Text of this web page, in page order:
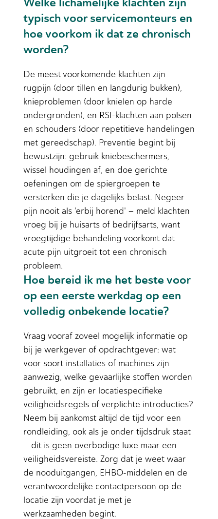
typisch voor servicemonteurs en
hoe voorkom ik dat ze chronisch
worden?
De meest voorkomende klachten zijn
rugpijn (door tillen en langdurig bukken),
knieproblemen (door knielen op harde
ondergronden), en RSI-klachten aan polsen
en schouders (door repetitieve handelingen
met gereedschap). Preventie begint bij
bewustzijn: gebruik kniebeschermers,
wissel houdingen af, en doe gerichte
oefeningen om de spiergroepen te
versterken die je dagelijks belast. Negeer
pijn nooit als 'erbij horend' – meld klachten
vroeg bij je huisarts of bedrijfsarts, want
vroegtijdige behandeling voorkomt dat
acute pijn uitgroeit tot een chronisch
probleem.
Hoe bereid ik me het beste voor
op een eerste werkdag op een
volledig onbekende locatie?
Vraag vooraf zoveel mogelijk informatie op
bij je werkgever of opdrachtgever: wat
voor soort installaties of machines zijn
aanwezig, welke gevaarlijke stoffen worden
gebruikt, en zijn er locatiespecifieke
veiligheidsregels of verplichte introducties?
Neem bij aankomst altijd de tijd voor een
rondleiding, ook als je onder tijdsdruk staat
– dit is geen overbodige luxe maar een
veiligheidsvereiste. Zorg dat je weet waar
de nooduitgangen, EHBO-middelen en de
verantwoordelijke contactpersoon op de
locatie zijn voordat je met je
werkzaamheden begint.